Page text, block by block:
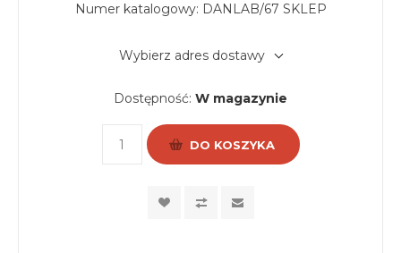
Numer katalogowy: DANLAB/67 SKLEP
Wybierz adres dostawy
Dostępność: W magazynie
DO KOSZYKA